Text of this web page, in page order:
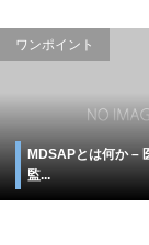
ワンポイント
MDSAPとは何か –
監...